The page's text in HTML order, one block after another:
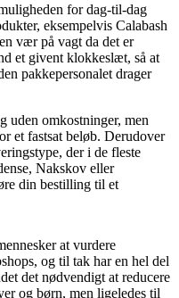
for dag-til-dag
eksempelvis Calabash
vær på vagt da det er
et givent klokkeslæt, så at
pakkepersonalet drager
uden omkostninger, men
et fastsat beløb. Derudover
der i de fleste
Nakskov eller
din bestilling til et
at vurdere
og til tak har en hel del
det nødvendigt at reducere
og børn, men ligeledes til